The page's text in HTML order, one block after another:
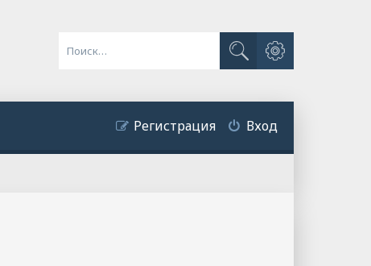
Поиск
Расширенный поиск
Вход
Регистрация